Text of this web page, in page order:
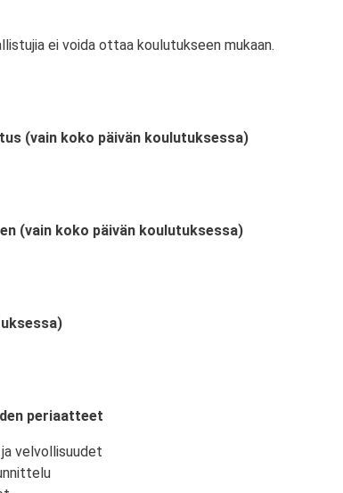
ei voida ottaa koulutukseen mukaan.
(vain koko päivän koulutuksessa)
(vain koko päivän koulutuksessa)
periaatteet
velvollisuudet